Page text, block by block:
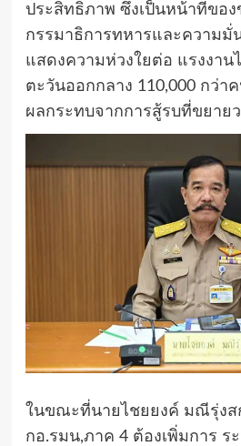
ประสิทธิภาพ ซึ่งเป็นหน้าที่ขอ
กรรมาธิการทหารและความมั่
แสดงความห่วงใยต่อ แรงงาน
ตะวันออกกลาง 110,000 กว่า
ผลกระทบจากการสู้รบที่ขยาย
ในขณะที่นายไชยยงค์ มณีรุ่งส
กอ.รมน,ภาค 4 ต้องเพิ่มการ ร